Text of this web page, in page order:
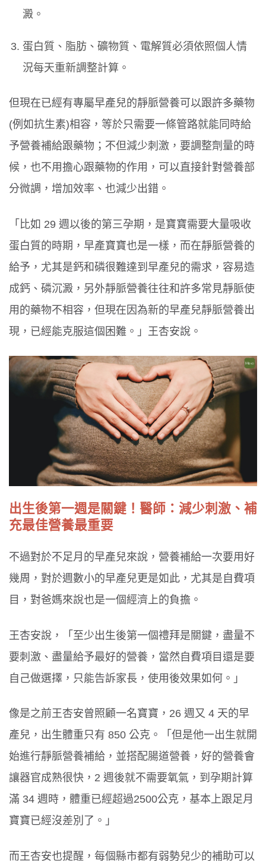
澱。
蛋白質、脂肪、礦物質、電解質必須依照個人情
況每天重新調整計算。
但現在已經有專屬早產兒的靜脈營養可以跟許多藥物
(例如抗生素)相容，等於只需要一條管路就能同時給
予營養補給跟藥物；不但減少刺激，要調整劑量的時
候，也不用擔心跟藥物的作用，可以直接針對營養部
分微調，增加效率、也減少出錯。
「比如 29 週以後的第三孕期，是寶寶需要大量吸收
蛋白質的時期，早產寶寶也是一樣，而在靜脈營養的
給予，尤其是鈣和磷很難達到早產兒的需求，容易造
成鈣、磷沉澱，另外靜脈營養往往和許多常見靜脈使
用的藥物不相容，但現在因為新的早產兒靜脈營養出
現，已經能克服這個困難。」王杏安說。
出生後第一週是關鍵！醫師：減少刺激、補
充最佳營養最重要
不過對於不足月的早產兒來說，營養補給一次要用好
幾周，對於週數小的早產兒更是如此，尤其是自費項
目，對爸媽來說也是一個經濟上的負擔。
王杏安說，「至少出生後第一個禮拜是關鍵，盡量不
要刺激、盡量給予最好的營養，當然自費項目還是要
自己做選擇，只能告訴家長，使用後效果如何。」
像是之前王杏安曾照顧一名寶寶，26 週又 4 天的早
產兒，出生體重只有 850 公克。「但是他一出生就開
始進行靜脈營養補給，並搭配腸道營養，好的營養會
讓器官成熟很快，2 週後就不需要氧氣，到孕期計算
滿 34 週時，體重已經超過2500公克，基本上跟足月
寶寶已經沒差別了。」
而王杏安也提醒，每個縣市都有弱勢兒少的補助可以